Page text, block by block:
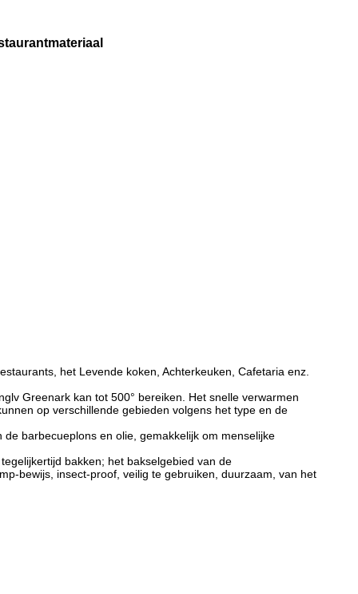
het Levende koken, Achterkeuken, Cafetaria enz.
Greenark kan tot 500° bereiken. Het snelle verwarmen
op verschillende gebieden volgens het type en de
barbecueplons en olie, gemakkelijk om menselijke
bakken; het bakselgebied van de
bewijs, insect-proof, veilig te gebruiken, duurzaam, van het